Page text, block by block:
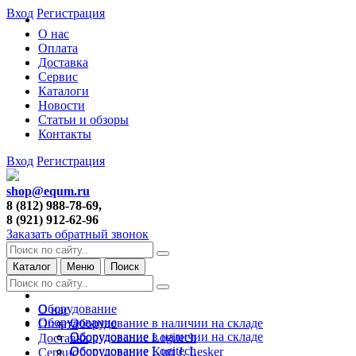
О нас
Оплата
Доставка
Сервис
Каталоги
Новости
Статьи и обзоры
Контакты
Вход Регистрация
Вход Регистрация
shop@equm.ru
8 (812) 988-78-69,
8 (921) 912-62-96
Заказать обратный звонок
Каталог Меню Поиск
О нас
Оплата
Доставка
Сервис
Оборудование
Оборудование в наличии на складе
Оборудование Logitech
Оборудование Kurt J. Lesker
Оборудование
Оборудование в наличии на складе
Оборудование Logitech